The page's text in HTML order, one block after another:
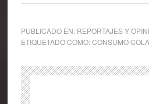
PUBLICADO EN: REPORTAJES Y
ETIQUETADO COMO:CONSUMO